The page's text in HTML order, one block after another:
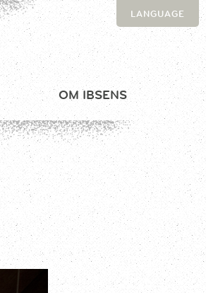
LANGUAGE
OM IBSENS